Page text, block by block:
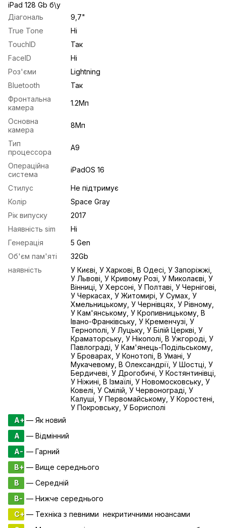
iPad 128 Gb б\у
Діагональ
9,7"
True Tone
Ні
TouchID
Так
FaceID
Ні
Роз'єми
Lightning
Bluetooth
Так
Фронтальна
камера
1.2Мп
Основна
камера
8Mп
Тип
процессора
A9
Операційна
система
iPadOS 16
Стилус
Не підтримує
Колір
Space Gray
Рік випуску
2017
Наявність sim
Ні
Генерація
5 Gen
Об'єм пам'яті
32Gb
наявність
У Києві, У Харкові, В Одесі, У Запоріжжі,
У Львові, У Кривому Розі, У Миколаєві, У
Вінниці, У Херсоні, У Полтаві, У Чернігові,
У Черкасах, У Житомирі, У Сумах, У
Хмельницькому, У Чернівцях, У Рівному,
У Кам'янському, У Кропивницькому, В
Івано-Франківську, У Кременчузі, У
Тернополі, У Луцьку, У Білій Церкві, У
Краматорську, У Нікополі, В Ужгороді, У
Павлограді, У Кам'янець-Подільському,
У Броварах, У Конотопі, В Умані, У
Мукачевому, В Олександрії, У Шостці, У
Бердичеві, У Дрогобичі, У Костянтинівці,
У Ніжині, В Ізмаїлі, У Новомосковську, У
Ковелі, У Смілій, У Червонограді, У
Калуші, У Первомайському, У Коростені,
У Покровську, У Борисполі
A+— Як новий
A
— Відмінний
A- — Гарний
B+ — Вище середнього
B
— Середній
B- — Нижче середнього
C+— Техніка з певними некритичними нюансами